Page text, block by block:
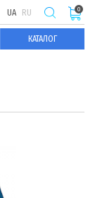
UA RU
КАТАЛОГ
0